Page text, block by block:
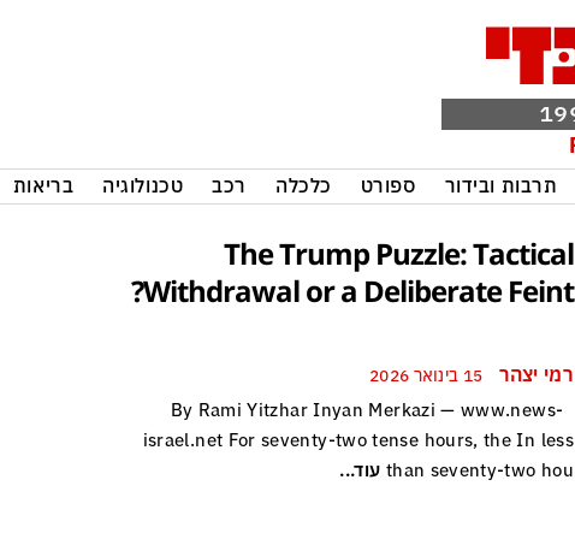
תרבות ובידור ספורט כלכלה רכב טכנולוגיה בריאות
The Trump Puzzle: Tactical
Withdrawal or a Deliberate Feint?
רמי יצהר
By Rami Yitzhar Inyan Merkazi — www.news-
israel.net For seventy-two tense hours, the In less
than seventy-two hou עוד...